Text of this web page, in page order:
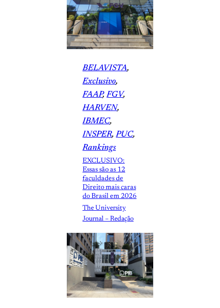
BELAVISTA
Exclusivo
FAAP, FGV
HARVEN
IBMEC
INSPER, PUC
Rankings
EXCLUSIVO:
Essas são as 12
faculdades de
Direito mais caras
do Brasil em 2026
The University
Journal – Redação